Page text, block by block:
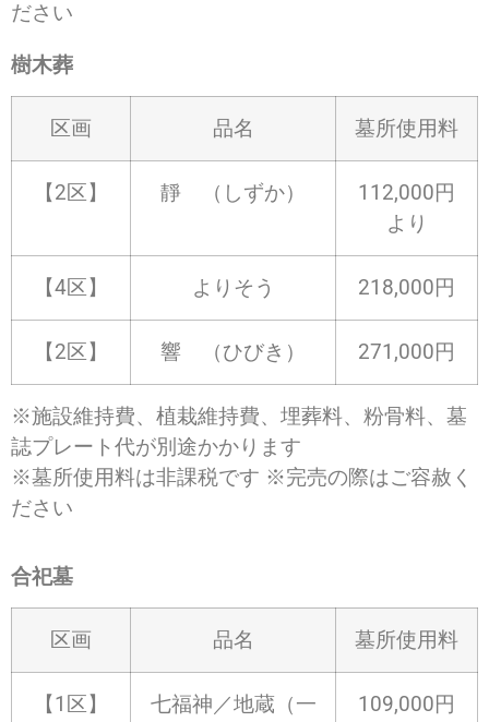
ださい
樹木葬
区画 品名 墓所使用料
【2区】 靜 （しずか）
112,000円
より
【4区】 よりそう 218,000円
【2区】 響 （ひびき） 271,000円
※施設維持費、植栽維持費、埋葬料、粉骨料、墓
誌プレート代が別途かかります
※墓所使用料は非課税です ※完売の際はご容赦く
ださい
合祀墓
区画 品名 墓所使用料
【1区】
七福神／地蔵（一
109,000円